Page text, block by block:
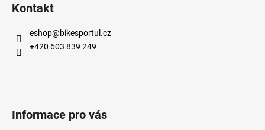
Kontakt
eshop@bikesportul.cz
+420 603 839 249
Informace pro vás